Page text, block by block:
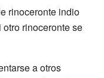
rinoceronte indio
rinoceronte se
a otros